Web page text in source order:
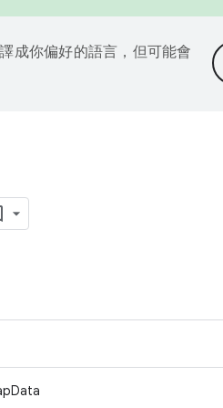
成你偏好的語言，但可能會